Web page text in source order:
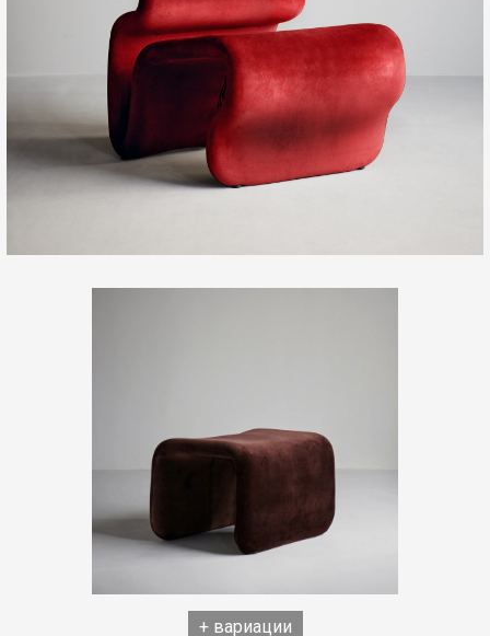
+ вариации